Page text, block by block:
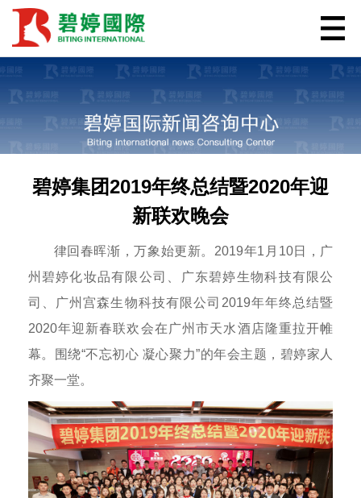
碧婷集团2019年终总结暨2020年迎
新联欢晚会
律回春晖渐，万象始更新。2019年1月10日，广
州碧婷化妆品有限公司、广东碧婷生物科技有限公
司、广州宫森生物科技有限公司2019年年终总结暨
2020年迎新春联欢会在广州市天水酒店隆重拉开帷
幕。围绕“不忘初心 凝心聚力”的年会主题，碧婷家人
齐聚一堂。